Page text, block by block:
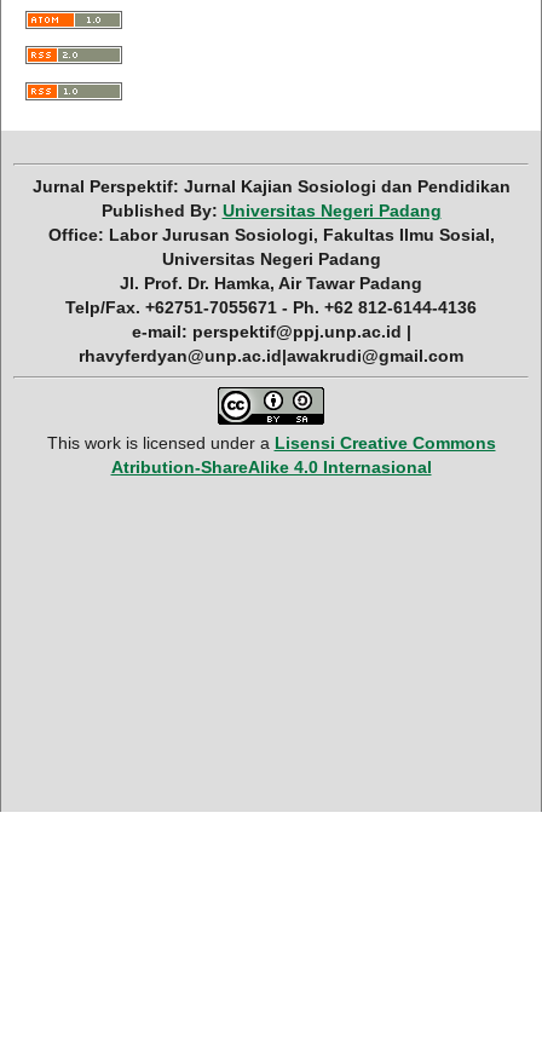
Jurnal Perspektif: Jurnal Kajian Sosiologi dan Pendidikan
Published By: Universitas Negeri Padang
Office: Labor Jurusan Sosiologi, Fakultas Ilmu Sosial,
Universitas Negeri Padang
Jl. Prof. Dr. Hamka, Air Tawar Padang
Telp/Fax. +62751-7055671 - Ph. +62 812-6144-4136
e-mail: perspektif@ppj.unp.ac.id |
rhavyferdyan@unp.ac.id|awakrudi@gmail.com
This work is licensed under a Lisensi Creative Commons
Atribution-ShareAlike 4.0 Internasional